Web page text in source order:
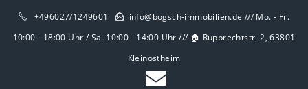
+496027/1249601
info@bogsch-immobilien.de /// Mo. - Fr.
10:00 - 18:00 Uhr / Sa. 10:00 - 14:00 Uhr /// 🏠 Rupprechtstr. 2, 63801
Kleinostheim